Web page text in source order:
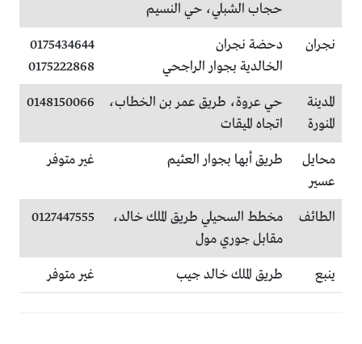
حجاب الشبلي، حي النسيم
نجران
دحضة نجران
الخالدية بجوار الراجحي
0175434644
0175222868
المدينة
المنورة
حي عروة، طريق عمر بن الخطاب،
اتجاه الميقات
0148150066
محايل
عسير
طريق أبها بجوار العثيم غير متوفر
الطائف
مخطط السحيلي طريق الملك خالد،
مقابل جوري مول
0127447555
ينبع طريق الملك خالد جيب غير متوفر